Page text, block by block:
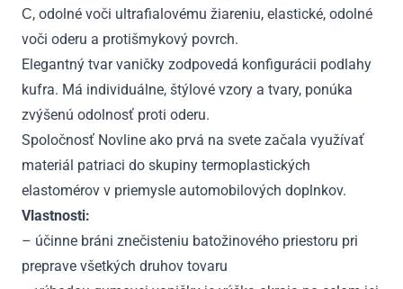
С, odolné voči ultrafialovému žiareniu, elastické, odolné
voči oderu a protišmykový povrch.
Elegantný tvar vaničky zodpovedá konfigurácii podlahy
kufra. Má individuálne, štýlové vzory a tvary, ponúka
zvýšenú odolnosť proti oderu.
Spoločnosť Novline ako prvá na svete začala využívať
materiál patriaci do skupiny termoplastických
elastomérov v priemysle automobilových doplnkov.
Vlastnosti:
– účinne bráni znečisteniu batožinového priestoru pri
preprave všetkých druhov tovaru